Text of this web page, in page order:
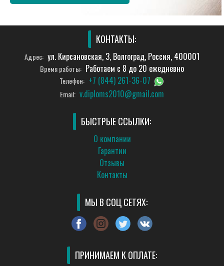
КОНТАКТЫ:
Адрес: ул. Кирсановская, 3, Волгоград, Россия, 400001
Время работы: Работаем с 8 до 20 ежедневно
Телефон: +7 (844) 261-36-07
Email: v.diploms2010@gmail.com
БЫСТРЫЕ ССЫЛКИ:
О компании
Гарантии
Отзывы
Контакты
МЫ В СОЦ СЕТЯХ:
ПРИНИМАЕМ К ОПЛАТЕ: